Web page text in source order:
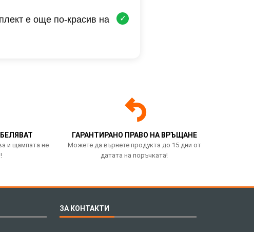
е още по-красив на
✓
и щампата не
ГАРАНТИРАНО ПРАВО НА ВРЪЩАНЕ
Можете да върнете продукта до 15 дни от
датата на поръчката!
ЗА КОНТАКТИ